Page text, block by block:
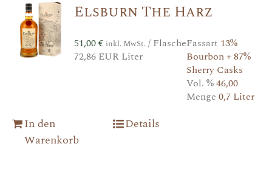
Elsburn The Harz
51,00€ inkl. MwSt./ Flasche
72,86 EUR Liter
Fassart 13%
Bourbon + 87%
Sherry Casks
Vol. %46,00
Menge 0,7 Liter
In den
Warenkorb
Details